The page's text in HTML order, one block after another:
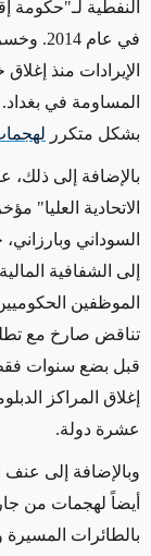
النفطية لـ"حكومة
الإيرادات منذ
المساومة في
بشكل متكرر
بالإضافة إلى
الاتحادية العليا"
السوداني وبارزاني،
إلى الشفافية
الموظفين
تناقض صارخ مع
قبل بضع سنوات
إغلاق المراكز
عشرة دولة.
وبالإضافة إلى
أيضاً لهجمات من
بالطائرات المسيرة